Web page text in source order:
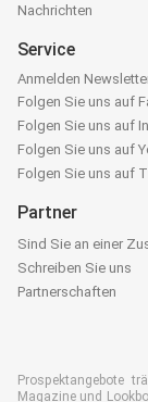
Nachrichten
Service
Anmelden
Folgen Sie uns auf
Folgen Sie uns auf
Folgen Sie uns auf
Folgen Sie uns auf
Partner
Sind Sie an einer
Schreiben Sie uns
Partnerschaften
Prospektangebote
Magazine und